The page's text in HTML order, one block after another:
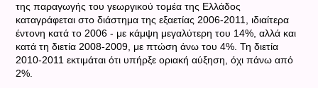
της παραγωγής του γεωργικού τομέα της Ελλάδος
καταγράφεται στο διάστημα της εξαετίας 2006-2011, ιδιαίτερα
έντονη κατά το 2006 - με κάμψη μεγαλύτερη του 14%, αλλά και
κατά τη διετία 2008-2009, με πτώση άνω του 4%. Τη διετία
2010-2011 εκτιμάται ότι υπήρξε οριακή αύξηση, όχι πάνω από
2%.